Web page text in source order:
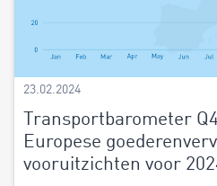
23.02.2024
Transportbarometer
Europese
vooruitzichten voor